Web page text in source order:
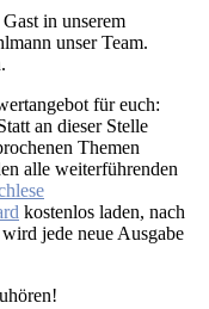
in unserem
unser Team.
für euch:
an dieser Stelle
Themen
alle weiterführenden
kostenlos laden, nach
jede neue Ausgabe